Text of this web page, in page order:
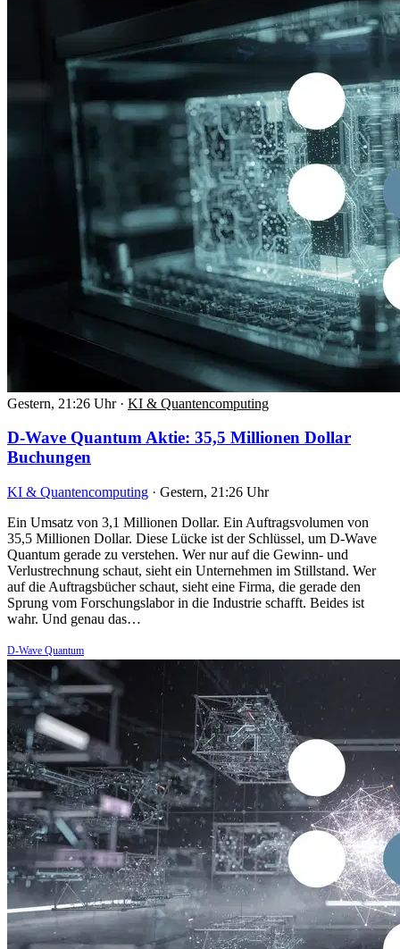
Gestern, 21:26 Uhr · KI & Quantencomputing
D-Wave Quantum Aktie: 35,5 Millionen Dollar
Buchungen
KI & Quantencomputing · Gestern, 21:26 Uhr
Ein Umsatz von 3,1 Millionen Dollar. Ein Auftragsvolumen von
35,5 Millionen Dollar. Diese Lücke ist der Schlüssel, um D-Wave
Quantum gerade zu verstehen. Wer nur auf die Gewinn- und
Verlustrechnung schaut, sieht ein Unternehmen im Stillstand. Wer
auf die Auftragsbücher schaut, sieht eine Firma, die gerade den
Sprung vom Forschungslabor in die Industrie schafft. Beides ist
wahr. Und genau das…
D-Wave Quantum